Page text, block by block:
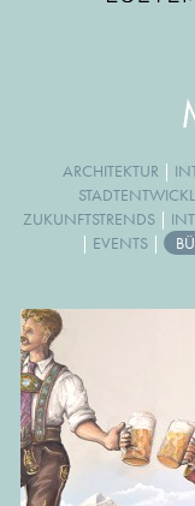
ARCHITEKTUR |
ZUKUNFTSTRENDS |
| EVENTS|